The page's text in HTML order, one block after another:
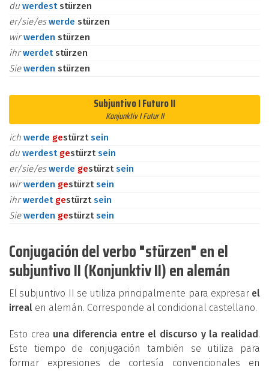
du werdest stürzen
er/sie/eswerde stürzen
wirwerden stürzen
ihrwerdet stürzen
Siewerden stürzen
Subjuntivo I Futuro II
Konjunktiv I Futur II
ich werde gestürztsein
du werdest gestürztsein
er/sie/eswerde gestürztsein
wirwerden gestürztsein
ihrwerdet gestürztsein
Siewerden gestürztsein
Conjugación del verbo "stürzen" en el
subjuntivo II (Konjunktiv II) en alemán
El subjuntivo II se utiliza principalmente para expresar el
irreal en alemán. Corresponde al condicional castellano.
Esto crea una diferencia entre el discurso y la realidad.
Este tiempo de conjugación también se utiliza para
formar expresiones de cortesía convencionales en